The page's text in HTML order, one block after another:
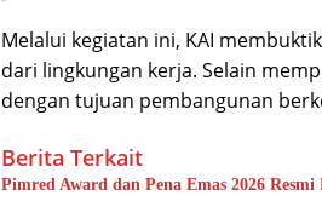
Melalui kegiatan ini, KAI
dari lingkungan kerja. Selain
dengan tujuan pembangunan
Berita Terkait
Pimred Award dan Pena Emas 2026